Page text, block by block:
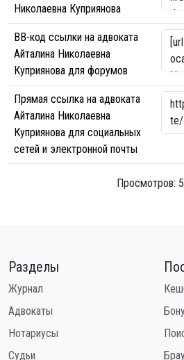
Николаевна Куприянова
BB-код ссылки на адвоката
Айталина Николаевна
Куприянова для форумов
Прямая ссылка на адвоката
Айталина Николаевна
Куприянова для социальных
сетей и электронной почты
Просмотров:
Разделы
Журнал
Адвокаты
Нотариусы
Судьи